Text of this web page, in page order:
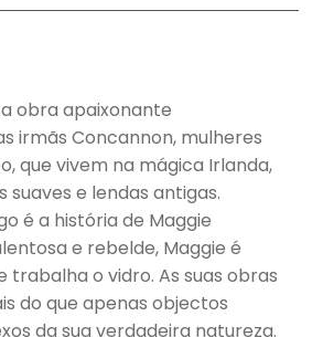
obra apaixonante
irmãs Concannon, mulheres
que vivem na mágica Irlanda,
suaves e lendas antigas.
é a história de Maggie
e rebelde, Maggie é
trabalha o vidro. As suas obras
do que apenas objectos
da sua verdadeira natureza.